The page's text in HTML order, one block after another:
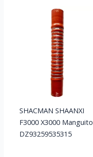
SHACMAN SHAANXI
F3000 X3000 Manguito
DZ93259535315